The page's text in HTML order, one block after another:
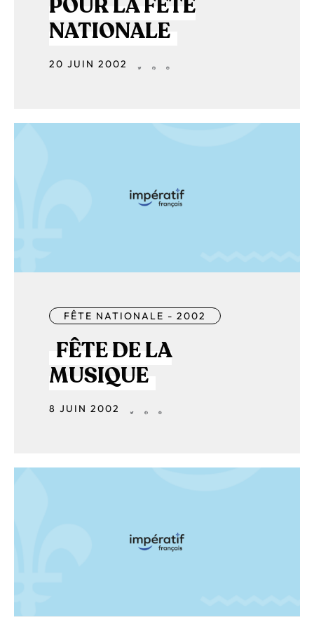
POUR LA FÊTE
NATIONALE
20 JUIN 2002
FÊTE NATIONALE - 2002
FÊTE DE LA
MUSIQUE
8 JUIN 2002